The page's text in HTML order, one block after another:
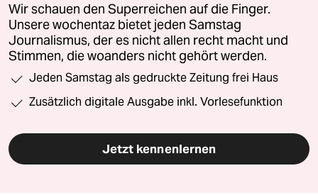
Wir schauen den Superreichen auf die Finger.
Unsere wochentaz bietet jeden Samstag
Journalismus, der es nicht allen recht macht und
Stimmen, die woanders nicht gehört werden.
Jeden Samstag als gedruckte Zeitung frei Haus
Zusätzlich digitale Ausgabe inkl. Vorlesefunktion
Jetzt kennenlernen